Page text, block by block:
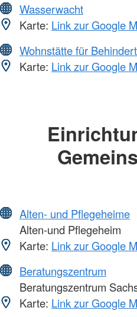
Wasserwacht
Karte: Link zur Google
Wohnstätte für
Karte: Link zur Google
Alten- und Pflegeheime
Alten-und Pflegeheim
Karte: Link zur Google
Beratungszentrum
Beratungszentrum
Karte: Link zur Google